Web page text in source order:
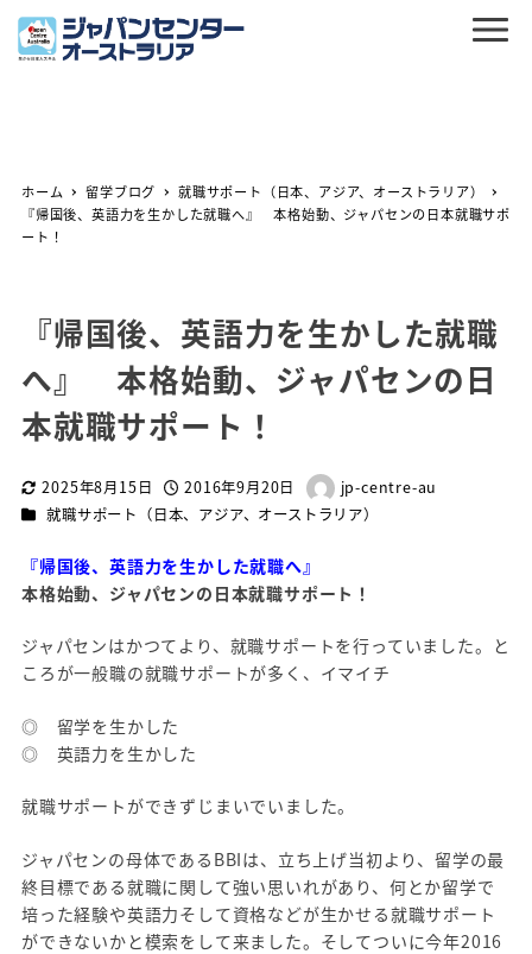
ホーム 留学ブログ
就職サポート（日本、アジア、オーストラリア）
『帰国後、英語力を生かした就職へ』 本格始動、ジャパセンの日本就職サポ
ート！
『帰国後、英語力を生かした就職
へ』 本格始動、ジャパセンの日
本就職サポート！
更新日2025年8月15日 投稿日2016年9月20日
著
者
jp-centre-au
カテゴリー
就職サポート（日本、アジア、オーストラリア）
『帰国後、英語力を生かした就職へ』
本格始動、ジャパセンの日本就職サポート！
ジャパセンはかつてより、就職サポートを行っていました。と
ころが一般職の就職サポートが多く、イマイチ
◎ 留学を生かした
◎ 英語力を生かした
就職サポートができずじまいでいました。
ジャパセンの母体であるBBIは、立ち上げ当初より、留学の最
終目標である就職に関して強い思いれがあり、何とか留学で
培った経験や英語力そして資格などが生かせる就職サポート
ができないかと模索をして来ました。そしてついに今年2016